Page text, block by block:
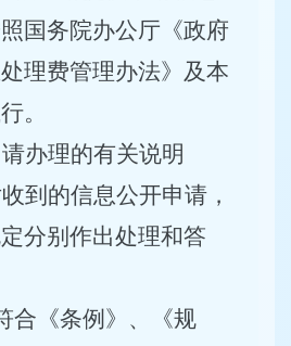
国务院办公厅《政府
理费管理办法》及本
。
请办理的有关说明
到的信息公开申请，
分别作出处理和答
合《条例》、《规